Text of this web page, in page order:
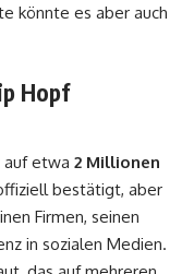
könnte es aber auch
Hopf
etwa 2 Millionen
bestätigt, aber
Firmen, seinen
in sozialen Medien.